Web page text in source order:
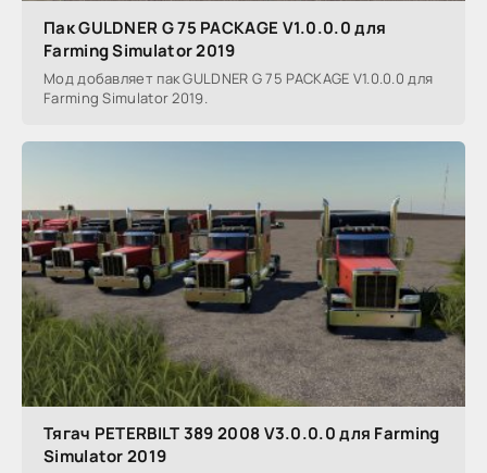
Пак GULDNER G 75 PACKAGE V1.0.0.0 для
Farming Simulator 2019
Мод добавляет пак GULDNER G 75 PACKAGE V1.0.0.0 для
Farming Simulator 2019.
Тягач PETERBILT 389 2008 V3.0.0.0 для Farming
Simulator 2019